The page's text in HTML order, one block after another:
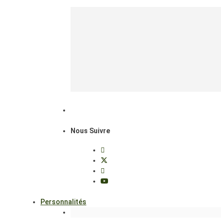
Nous Suivre
Personnalités